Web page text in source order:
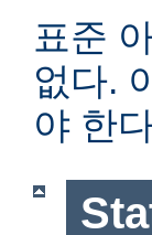
표준
없다.
야 한